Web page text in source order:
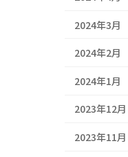
2024年3月
2024年2月
2024年1月
2023年12月
2023年11月